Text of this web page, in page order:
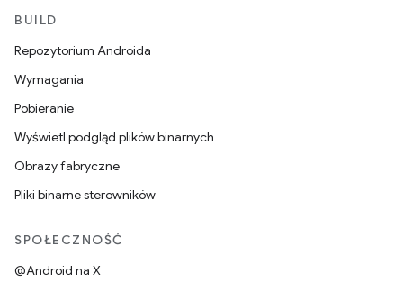
BUILD
Repozytorium Androida
Wymagania
Pobieranie
Wyświetl podgląd plików binarnych
Obrazy fabryczne
Pliki binarne sterowników
SPOŁECZNOŚĆ
@Android na X